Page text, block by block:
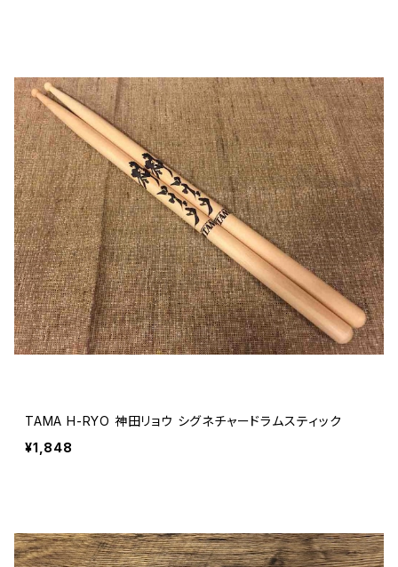
TAMA H-RYO 神田リョウ シグネチャードラムスティック
¥1,848